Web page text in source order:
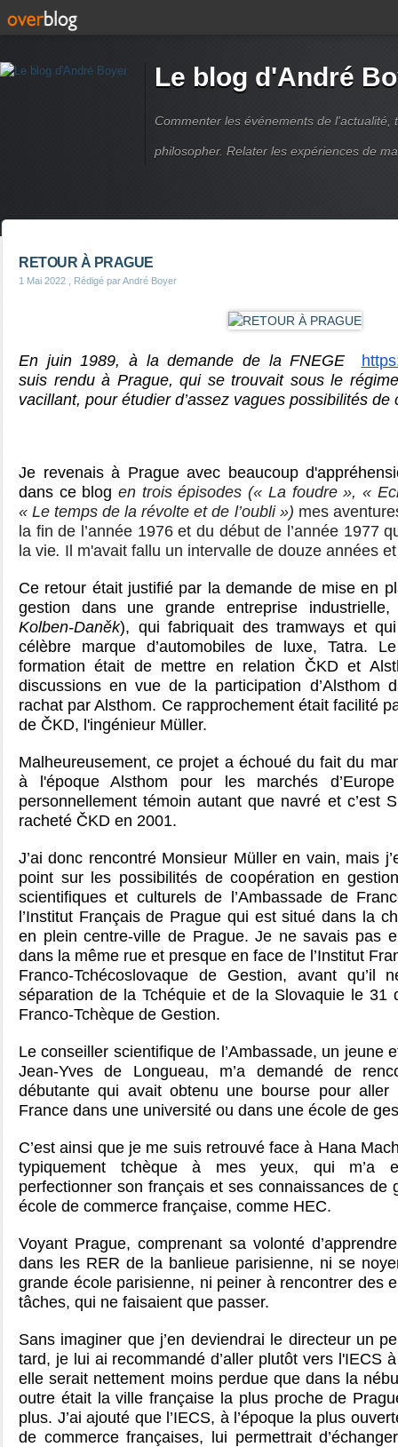
Le blog d'André
Commenter les événements de
philosopher. Relater les expériences de
RETOUR À PRAGUE
1 Mai 2022 , Rédigé par André Boyer
En juin 1989, à la demande de la FNEGE
suis rendu à Prague, qui se trouvait sous le
vacillant, pour étudier d’assez vagues possibilités
Je revenais à Prague avec beaucoup
dans ce blogen trois épisodes (« La foudre », «
« Le temps de la révolte et de l’oubli ») mes
la fin de l’année 1976 et du début de l’année 1977
la vie. Il m'avait fallu un intervalle de douze années
Ce retour était justifié par la demande de mise en
gestion dans une grande entreprise industrielle,
Kolben-Daněk), qui fabriquait des tramways et
célèbre marque d’automobiles de luxe, Tatra.
formation était de mettre en relation ČKD et
discussions en vue de la participation d’Alsthom
rachat par Alsthom. Ce rapprochement était facilité
de ČKD, l'ingénieur Müller.
Malheureusement, ce projet a échoué du fait du
à l'époque Alsthom pour les marchés
personnellement témoin autant que navré et c’est
racheté ČKD en 2001.
J’ai donc rencontré Monsieur Müller en vain, mais
point sur les possibilités de coopération en
scientifiques et culturels de l’Ambassade de
l’Institut Français de Prague qui est situé dans la
en plein centre-ville de Prague. Je ne savais pas
dans la même rue et presque en face de l’Institut
Franco-Tchécoslovaque de Gestion, avant qu’il
séparation de la Tchéquie et de la Slovaquie le 31
Franco-Tchèque de Gestion.
Le conseiller scientifique de l’Ambassade, un jeune
Jean-Yves de Longueau, m’a demandé de
débutante qui avait obtenu une bourse pour aller
France dans une université ou dans une école de
C’est ainsi que je me suis retrouvé face à Hana
typiquement tchèque à mes yeux, qui m’a
perfectionner son français et ses connaissances de
école de commerce française, comme HEC.
Voyant Prague, comprenant sa volonté
dans les RER de la banlieue parisienne, ni se
grande école parisienne, ni peiner à rencontrer des
tâches, qui ne faisaient que passer.
Sans imaginer que j’en deviendrai le directeur un
tard, je lui ai recommandé d’aller plutôt vers l'IECS
elle serait nettement moins perdue que dans la
outre était la ville française la plus proche de
plus. J’ai ajouté que l’IECS, à l’époque la plus
de commerce françaises, lui permettrait